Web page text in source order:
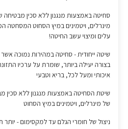
סחיטה באמצעות מנגנון ללא סכין מבטיחה
מינרלים, ויטמינים במיץ הסחוט המסחטה
עלים ומיצוי עשב החיטה!
שיטה ייחודית - סחיטה במהירות נמוכה
בצורה יעילה ביותר, שומרת על ערכיו
איכותי ומעל לכל, בריא וטבעי
שיטת הסחיטה באמצעות מנגנון ללא סכין
של מינרלים, ויטמינים במיץ הסחוט
ניצול של חומרי הגלם עד למקסימום - יותר